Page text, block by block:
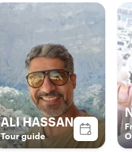
ALI HASSAN
Tour guide